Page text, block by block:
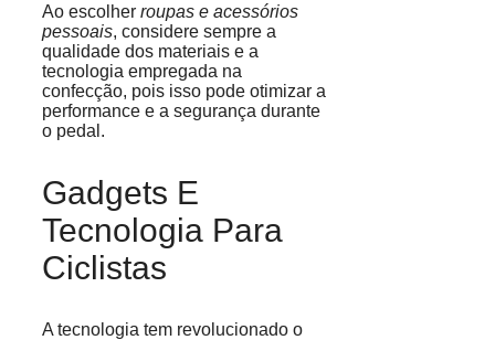
Ao escolher roupas e acessórios
pessoais, considere sempre a
qualidade dos materiais e a
tecnologia empregada na
confecção, pois isso pode otimizar a
performance e a segurança durante
o pedal.
Gadgets E
Tecnologia Para
Ciclistas
A tecnologia tem revolucionado o